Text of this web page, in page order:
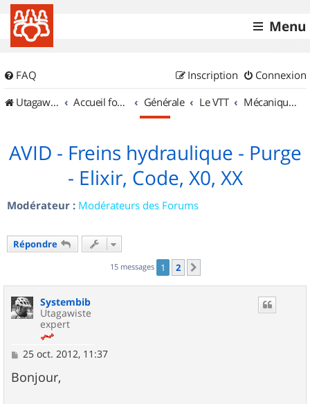
Menu
FAQ Connexion
Inscription
UtagawaVTT (Randos VTT et VTTAE avec traces GPS)
Accueil forum Générale Le VTT Mécanique et Entretiens
AVID - Freins hydraulique - Purge
- Elixir, Code, X0, XX
Modérateur : Modérateurs des Forums
Répondre
15 messages 1 2
Systembib
Utagawiste
expert
M
s
s
25 oct. 2012, 11:37
Bonjour,